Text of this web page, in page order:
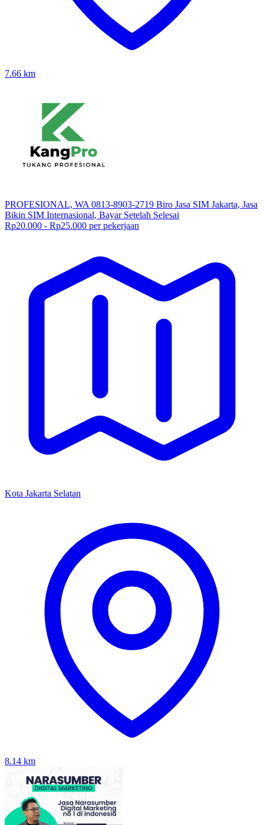
7.66 km
PROFESIONAL, WA 0813-8903-2719 Biro Jasa SIM Jakarta, Jasa
Bikin SIM Internasional, Bayar Setelah Selesai
Rp20.000 - Rp25.000 per pekerjaan
Kota Jakarta Selatan
8.14 km